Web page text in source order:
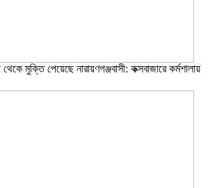
মুক্তি পেয়েছে নারায়ণগঞ্জবাসী: কক্সবাজারে কর্মশালায়